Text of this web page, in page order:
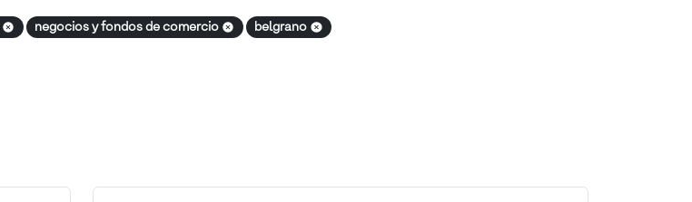
negocios y fondos de comercio belgrano